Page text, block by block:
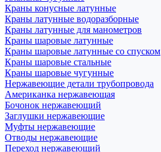
Краны конусные латунные
Краны латунные водоразборные
Краны латунные для манометров
Краны шаровые латунные
Краны шаровые латунные со спуском
Краны шаровые стальные
Краны шаровые чугунные
Нержавеющие детали трубопровода
Американка нержавеющая
Бочонок нержавеющий
Заглушки нержавеющие
Муфты нержавеющие
Отводы нержавеющие
Переход нержавеющий